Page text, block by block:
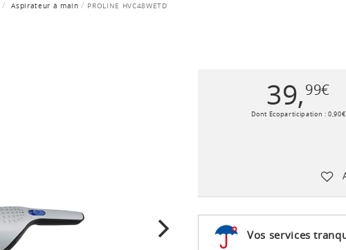
Aspirateur à main PROLINE HVC48WETD
39,99€
Dont Ecoparticipation :0,90€
Vos services